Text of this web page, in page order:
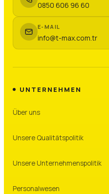
0850 606 96 60
E-MAIL
info@t-max.com.tr
UNTERNEHMEN
Über uns
Unsere Qualitätspolitik
Unsere Unternehmenspolitik
Personalwesen